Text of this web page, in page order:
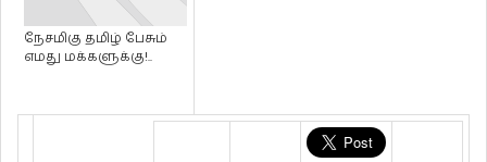
நேசமிகு தமிழ் பேசும்
எமது மக்களுக்கு!..